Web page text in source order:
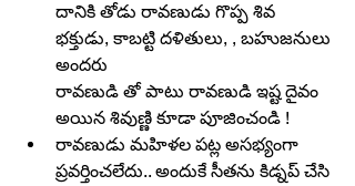
దానికి తోడు రావణుడు గొప్ప శివ
భక్తుడు, కాబట్టి దళితులు, , బహుజనులు
అందరు
రావణుడి తో పాటు రావణుడి ఇష్ట దైవం
అయిన శివుణ్ణి కూడా పూజించండి !
రావణుడు మహిళల పట్ల అసభ్యంగా
ప్రవర్తించలేదు.. అందుకే సీతను కిడ్నప్ చేసి